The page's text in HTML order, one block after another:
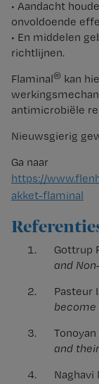
• Aandacht
onvoldoende
• En middelen
richtlijnen.
Flaminal® kan
antimicrobiële
Nieuwsgierig
Ga naar
https://
akket-flaminal
Gottrup
and
Pasteur I.
Tonoyan
and
Naghavi